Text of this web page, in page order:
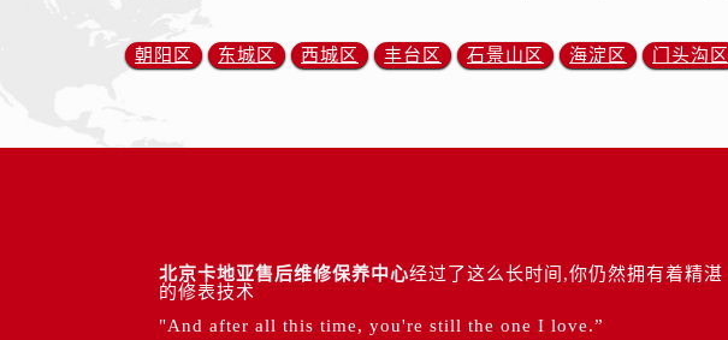
朝阳区 东城区 西城区 丰台区 石景山区 海淀区 门头沟区
北京卡地亚售后维修保养中心经过了这么长时间,你仍然拥有着精湛
的修表技术
"And after all this time, you're still the one I love.”